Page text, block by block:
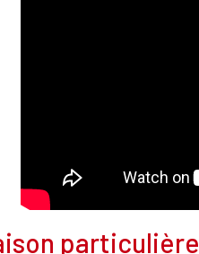
particulière